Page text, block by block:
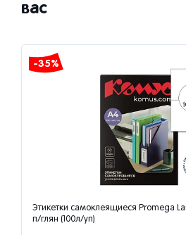
вас
-35%
Этикетки самоклеящиеся Promega
п/глян (100л/уп)